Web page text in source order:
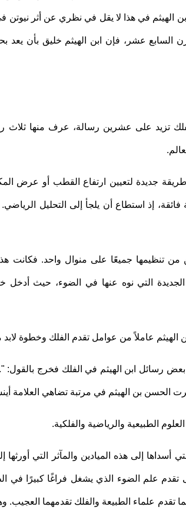
ابن الهيثم في هذا لا يقل في نظري عن أثر
السابع عشر، فإن ابن الهيثم خليق بأن
تزيد على عشرين رسالة، عرف منها ثلاث
جديدة لتعيين ارتفاع القطب أو عرض
فائقة، إذ استطاع أن يلجأ إلى التحليل
تنظيمها جميعًا على منوال واحد. فكانت هذه
الجديدة التي نوه عنها في الضوء، حيث
الهيثم عاملاً من عوامل تقدم الفلك وخطوة
رسائل ابن الهيثم في الفلك فخرج بالقول: "...
الحسن بن الهيثم في مرتبة تضاهي العلامة
الطبيعية والرياضية والفلكية.
أسداها إلى هذه الميادين والمآثر التي
تقدم علم الضوء الذي يشغل فراغًا كبيرًا في
تقدم علماء الطبيعة والفلك تقدمهما